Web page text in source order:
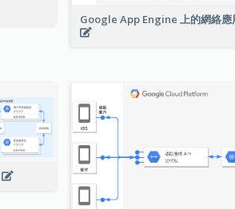
Google App Engine 上的網絡